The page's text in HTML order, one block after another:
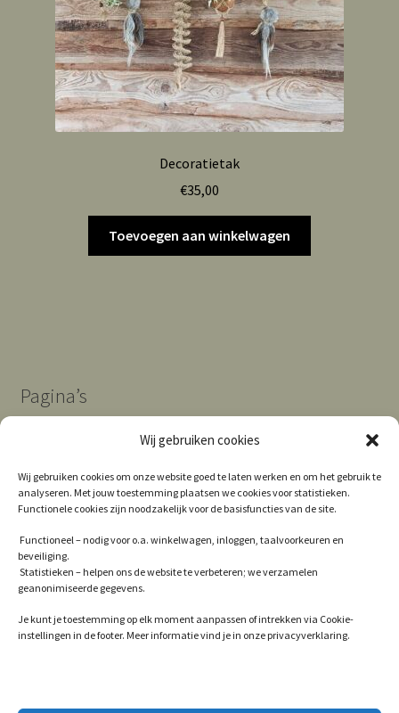
Wij gebruiken cookies
Wij gebruiken cookies om onze website goed te laten werken en om het gebruik te
analyseren. Met jouw toestemming plaatsen we cookies voor statistieken.
Functionele cookies zijn noodzakelijk voor de basisfuncties van de site.
Functioneel – nodig voor o.a. winkelwagen, inloggen, taalvoorkeuren en
beveiliging.
Statistieken – helpen ons de website te verbeteren; we verzamelen
geanonimiseerde gegevens.
Je kunt je toestemming op elk moment aanpassen of intrekken via Cookie-
instellingen in de footer. Meer informatie vind je in onze privacyverklaring.
Decoratietak
€35,00
Toevoegen aan winkelwagen
Pagina’s
Contact
Privacy
© 2026